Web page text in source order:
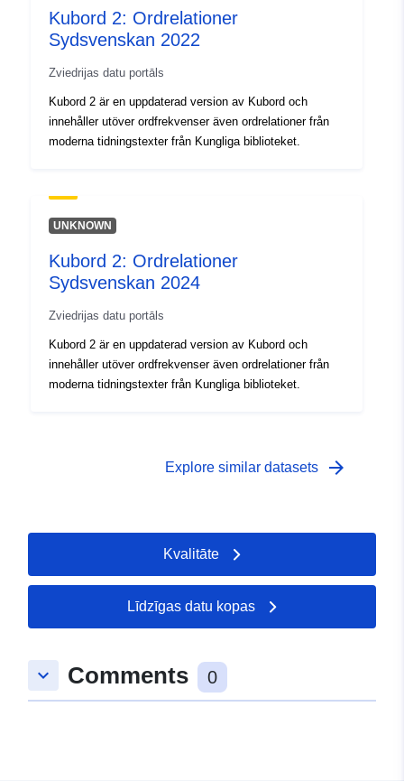
Kubord 2: Ordrelationer
Sydsvenskan 2022
Zviedrijas datu portāls
Kubord 2 är en uppdaterad version av Kubord och
innehåller utöver ordfrekvenser även ordrelationer från
moderna tidningstexter från Kungliga biblioteket.
UNKNOWN
Kubord 2: Ordrelationer
Sydsvenskan 2024
Zviedrijas datu portāls
Kubord 2 är en uppdaterad version av Kubord och
innehåller utöver ordfrekvenser även ordrelationer från
moderna tidningstexter från Kungliga biblioteket.
Explore similar datasets arrow_forward
Kvalitāte
Līdzīgas datu kopas
keyboard_arrow_down Comments 0